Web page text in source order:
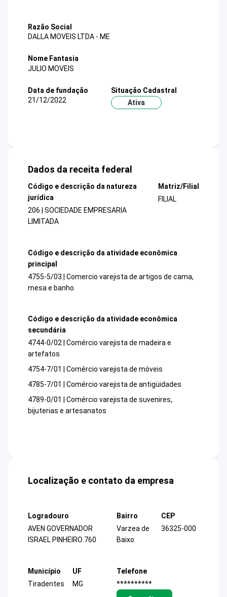
Razão Social
DALLA MOVEIS LTDA - ME
Nome Fantasia
JULIO MOVEIS
Data de fundação
21/12/2022
Situação Cadastral
Ativa
Dados da receita federal
Código e descrição da natureza
jurídica
206 | SOCIEDADE EMPRESARIA
LIMITADA
Matriz/Filial
FILIAL
Código e descrição da atividade econômica
principal
4755-5/03 | Comercio varejista de artigos de cama,
mesa e banho
Código e descrição da atividade econômica
secundária
4744-0/02 | Comércio varejista de madeira e
artefatos
4754-7/01 | Comércio varejista de móveis
4785-7/01 | Comércio varejista de antigüidades
4789-0/01 | Comércio varejista de suvenires,
bijuterias e artesanatos
Localização e contato da empresa
Logradouro
AVEN GOVERNADOR
ISRAEL PINHEIRO 760
Bairro
Varzea de
Baixo
CEP
36325-000
Município
Tiradentes
UF
MG
Telefone
**********